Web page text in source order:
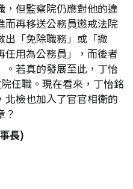
但監察院仍應對他的違
而再移送公務員懲戒法院
出「免除職務」或「撤
用為公務員」，而後者
。若真的發展至此，丁怡
任職。現在看來，丁怡銘
檢也加入了官官相衛的
？
長)